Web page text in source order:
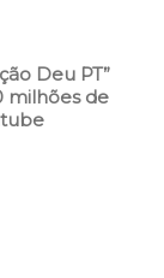
Deu PT”
milhões de